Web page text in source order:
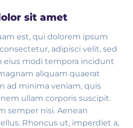
sit amet
est, qui dolorem ipsum
adipisci velit, sed
eius modi tempora incidunt
aliquam quaerat
ad minima veniam, quis
ullam corporis suscipit.
semper nisi. Aenean
Rhoncus ut, imperdiet a,